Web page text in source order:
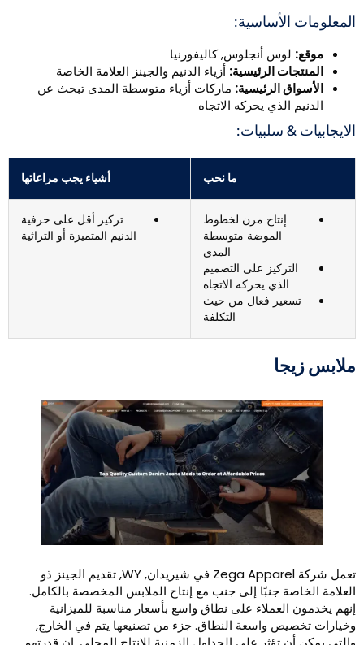
الأساسية:
موقع:لوس أنجلوس, كاليفورنيا
المنتجات الرئيسية:أزياء الدنيم والجينز العلامة الخاصة
الأسواق الرئيسية:ماركات أزياء متوسطة المدى تبحث عن
الدنيم الذي يحركه الاتجاه
& سلبيات:
ما نحب أشياء يجب مراعاتها
إنتاج مرن لخطوط
الموضة متوسطة
المدى
التركيز على التصميم
الذي يحركه الاتجاه
تسعير فعال من حيث
التكلفة
تركيز أقل على حرفية
الدنيم المتميزة أو التراثية
زيجا
تعمل شركة Zega Apparel في شيريدان, WY, تقديم الجينز ذو
الخاصة جنبًا إلى جنب مع إنتاج الملابس المخصصة بالكامل.
يخدمون العملاء على نطاق واسع بأسعار مناسبة للميزانية
تخصيص واسعة النطاق. جزء من تصنيعها يتم في الخارج,